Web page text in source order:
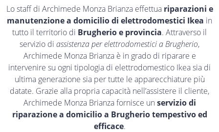
Lo staff di Archimede Monza Brianza effettua riparazioni e
manutenzione a domicilio di elettrodomestici Ikea in
tutto il territorio di Brugherio e provincia. Attraverso il
servizio di assistenza per elettrodomestici a Brugherio,
Archimede Monza Brianza è in grado di riparare e
intervenire su ogni tipologia di elettrodomestico Ikea sia di
ultima generazione sia per tutte le apparecchiature più
datate. Grazie alla propria capacità nell’assistere il cliente,
Archimede Monza Brianza fornisce un servizio di
riparazione a domicilio a Brugherio tempestivo ed
efficace.